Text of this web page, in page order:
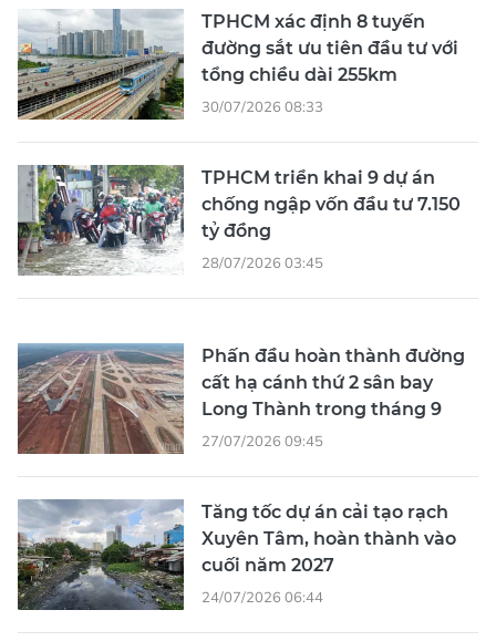
TPHCM xác định 8 tuyến
đường sắt ưu tiên đầu tư với
tổng chiều dài 255km
30/07/2026 08:33
TPHCM triển khai 9 dự án
chống ngập vốn đầu tư 7.150
tỷ đồng
28/07/2026 03:45
Phấn đầu hoàn thành đường
cất hạ cánh thứ 2 sân bay
Long Thành trong tháng 9
27/07/2026 09:45
Tăng tốc dự án cải tạo rạch
Xuyên Tâm, hoàn thành vào
cuối năm 2027
24/07/2026 06:44